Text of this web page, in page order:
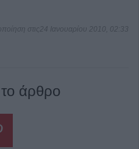
στις24 Ιανουαρίου 2010, 02:33
άρθρο